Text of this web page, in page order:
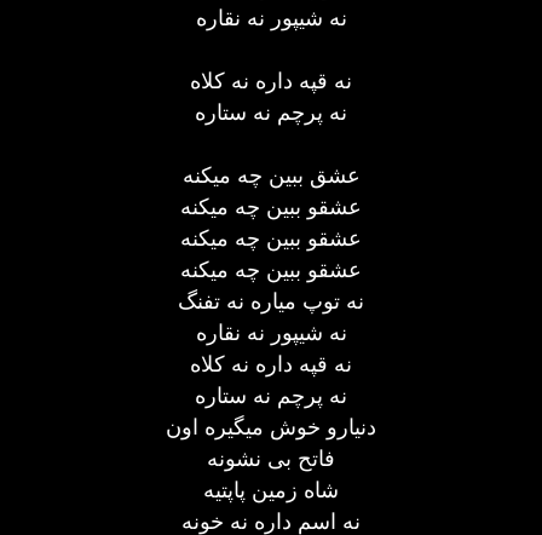
نه شیپور نه نقاره
نه قپه داره نه کلاه
نه پرچم نه ستاره
عشق ببین چه میکنه
عشقو ببین چه میکنه
عشقو ببین چه میکنه
عشقو ببین چه میکنه
نه توپ میاره نه تفنگ
نه شیپور نه نقاره
نه قپه داره نه کلاه
نه پرچم نه ستاره
دنیارو خوش میگیره اون
فاتح بی نشونه
شاه زمین پاپتیه
نه اسم داره نه خونه